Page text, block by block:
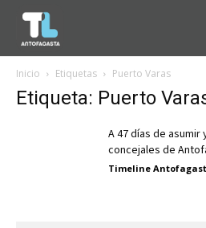
Inicio Etiquetas Puerto Varas
Etiqueta: Puerto
A 47 días de
concejales de
Timeline